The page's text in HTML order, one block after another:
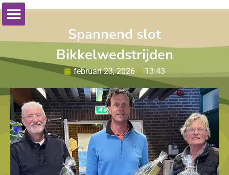
Spannend slot
Bikkelwedstrijden
februari 23, 2026 13:43